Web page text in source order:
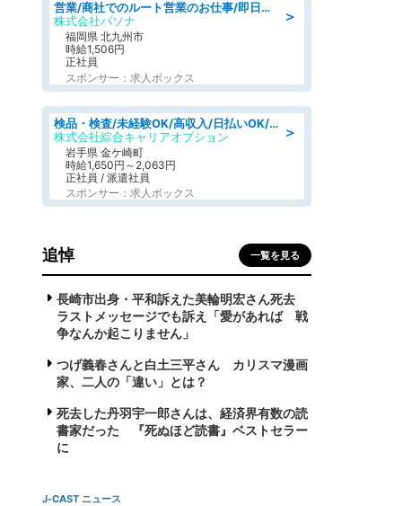
＞
営業/商社でのルート営業のお仕事/即日勤務可/車通勤可/営業
株式会社パソナ
福岡県 北九州市
時給1,506円
正社員
スポンサー：求人ボックス
＞
検品・検査/未経験OK/高収入/日払いOK/交替制/20・30・40代活躍中
株式会社綜合キャリアオプション
岩手県 金ケ崎町
時給1,650円～2,063円
正社員 / 派遣社員
スポンサー：求人ボックス
追悼 一覧を見る
長崎市出身・平和訴えた美輪明宏さん死去
ラストメッセージでも訴え「愛があれば 戦
争なんか起こりません」
つげ義春さんと白土三平さん カリスマ漫画
家、二人の「違い」とは？
死去した丹羽宇一郎さんは、経済界有数の読
書家だった 『死ぬほど読書』ベストセラー
に
J-CAST ニュース